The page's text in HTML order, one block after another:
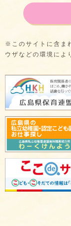
※このサイトに含ま
ウザなどの環境によ